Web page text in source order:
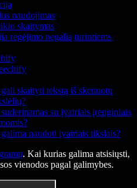
naudojimas
skaitymas
regėjimo negalią turintiems
skaityti tekstą iš skenuotų
su įvairiais įrenginiais
naudoti įvairiais tikslais?
. Kai kurias galima atsisiųsti,
vienodos pagal galimybes.